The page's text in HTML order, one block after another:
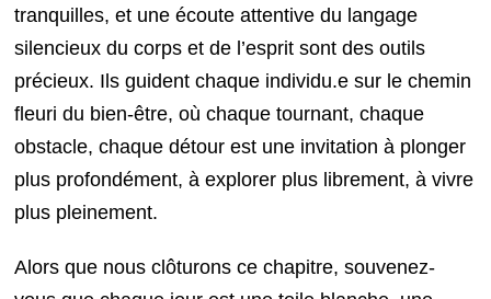
tranquilles, et une écoute attentive du langage
silencieux du corps et de l’esprit sont des outils
précieux. Ils guident chaque individu.e sur le chemin
fleuri du bien-être, où chaque tournant, chaque
obstacle, chaque détour est une invitation à plonger
plus profondément, à explorer plus librement, à vivre
plus pleinement.
Alors que nous clôturons ce chapitre, souvenez-